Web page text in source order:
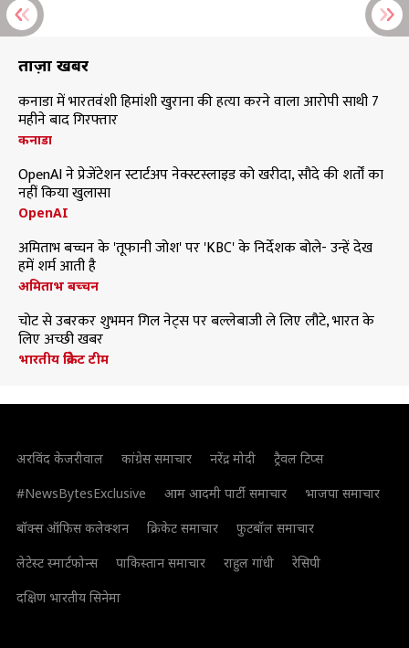
ताज़ा खबरें
कनाडा में भारतवंशी हिमांशी खुराना की हत्या करने वाला आरोपी साथी 7
महीने बाद गिरफ्तार
कनाडा
OpenAI ने प्रेजेंटेशन स्टार्टअप नेक्स्टस्लाइड को खरीदा, सौदे की शर्तों का
नहीं किया खुलासा
OpenAI
अमिताभ बच्चन के 'तूफानी जोश' पर 'KBC' के निर्देशक बोले- उन्हें देख
हमें शर्म आती है
अमिताभ बच्चन
चोट से उबरकर शुभमन गिल नेट्स पर बल्लेबाजी ले लिए लौटे, भारत के
लिए अच्छी खबर
भारतीय क्रिकेट टीम
अरविंद केजरीवाल कांग्रेस समाचार नरेंद्र मोदी
ट्रैवल टिप्स
#NewsBytesExclusive
आम आदमी पार्टी समाचार
भाजपा समाचार
बॉक्स ऑफिस कलेक्शन
क्रिकेट समाचार
फुटबॉल समाचार
लेटेस्ट स्मार्टफोन्स
पाकिस्तान समाचार राहुल गांधी
रेसिपी
दक्षिण भारतीय सिनेमा